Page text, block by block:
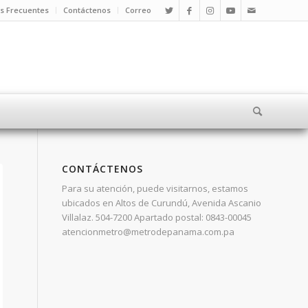
Frecuentes Contáctenos Correo
CONTÁCTENOS
Para su atención, puede visitarnos, estamos
ubicados en Altos de Curundú, Avenida Ascanio
Villalaz. 504-7200 Apartado postal: 0843-00045
atencionmetro@metrodepanama.com.pa